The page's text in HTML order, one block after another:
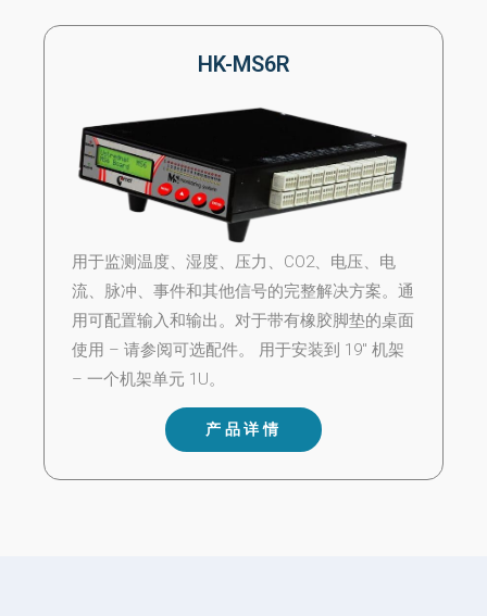
HK-MS6R
用于监测温度、湿度、压力、CO2、电压、电
流、脉冲、事件和其他信号的完整解决方案。通
用可配置输入和输出。对于带有橡胶脚垫的桌面
使用 – 请参阅可选配件。 用于安装到 19″ 机架
– 一个机架单元 1U。
产品详情